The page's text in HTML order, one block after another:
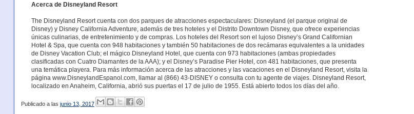
Acerca de Disneyland Resort
The Disneyland Resort cuenta con dos parques de atracciones espectaculares: Disneyland (el parque original de
Disney) y Disney California Adventure, además de tres hoteles y el Distrito Downtown Disney, que ofrece experiencias
únicas culinarias, de entretenimiento y de compras. Los hoteles del Resort son el lujoso Disney’s Grand Californian
Hotel & Spa, que cuenta con 948 habitaciones y también 50 habitaciones de dos recámaras equivalentes a la unidades
de Disney Vacation Club; el mágico Disneyland Hotel, que cuenta con 973 habitaciones (ambas propiedades
clasificadas con Cuatro Diamantes de la AAA); y el Disney’s Paradise Pier Hotel, con 481 habitaciones, que presenta
una temática playera. Para más información acerca de las atracciones y las vacaciones en el Disneyland Resort, visita la
página www.DisneylandEspanol.com, llamar al (866) 43-DISNEY o consulta con tu agente de viajes. Disneyland Resort,
localizado en Anaheim, California, abrió sus puertas el 17 de julio de 1955. Está abierto todos los días del año.
Publicado a las junio 13, 2017